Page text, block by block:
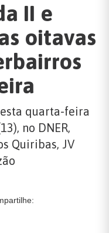
II e
oitavas
quarta-feira
no DNER,
Quiribas, JV